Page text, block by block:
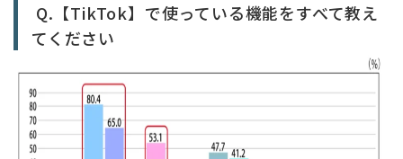
Q.【TikTok】で使っている機能をすべて教え
てください